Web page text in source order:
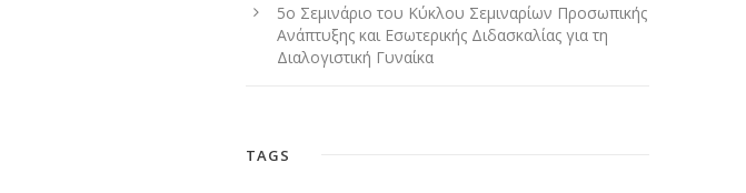
5ο Σεμινάριο του Κύκλου Σεμιναρίων Προσωπικής
Ανάπτυξης και Εσωτερικής Διδασκαλίας για τη
Διαλογιστική Γυναίκα
TAGS